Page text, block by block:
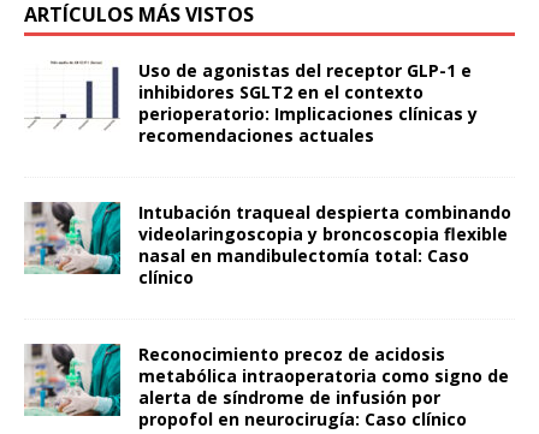
ARTÍCULOS MÁS VISTOS
Uso de agonistas del receptor GLP-1 e
inhibidores SGLT2 en el contexto
perioperatorio: Implicaciones clínicas y
recomendaciones actuales
Intubación traqueal despierta combinando
videolaringoscopia y broncoscopia flexible
nasal en mandibulectomía total: Caso
clínico
Reconocimiento precoz de acidosis
metabólica intraoperatoria como signo de
alerta de síndrome de infusión por
propofol en neurocirugía: Caso clínico